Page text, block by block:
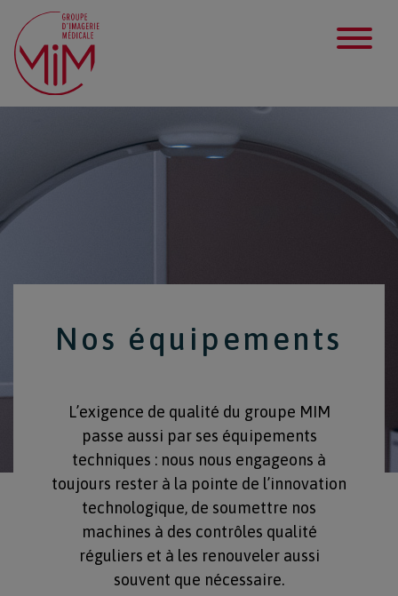
Nos équipements
L’exigence de qualité du groupe MIM
passe aussi par ses équipements
techniques : nous nous engageons à
toujours rester à la pointe de l’innovation
technologique, de soumettre nos
machines à des contrôles qualité
réguliers et à les renouveler aussi
souvent que nécessaire.